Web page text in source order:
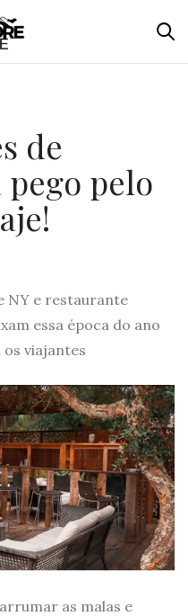
de
pelo
NY e restaurante
essa época do ano
viajantes
as malas e